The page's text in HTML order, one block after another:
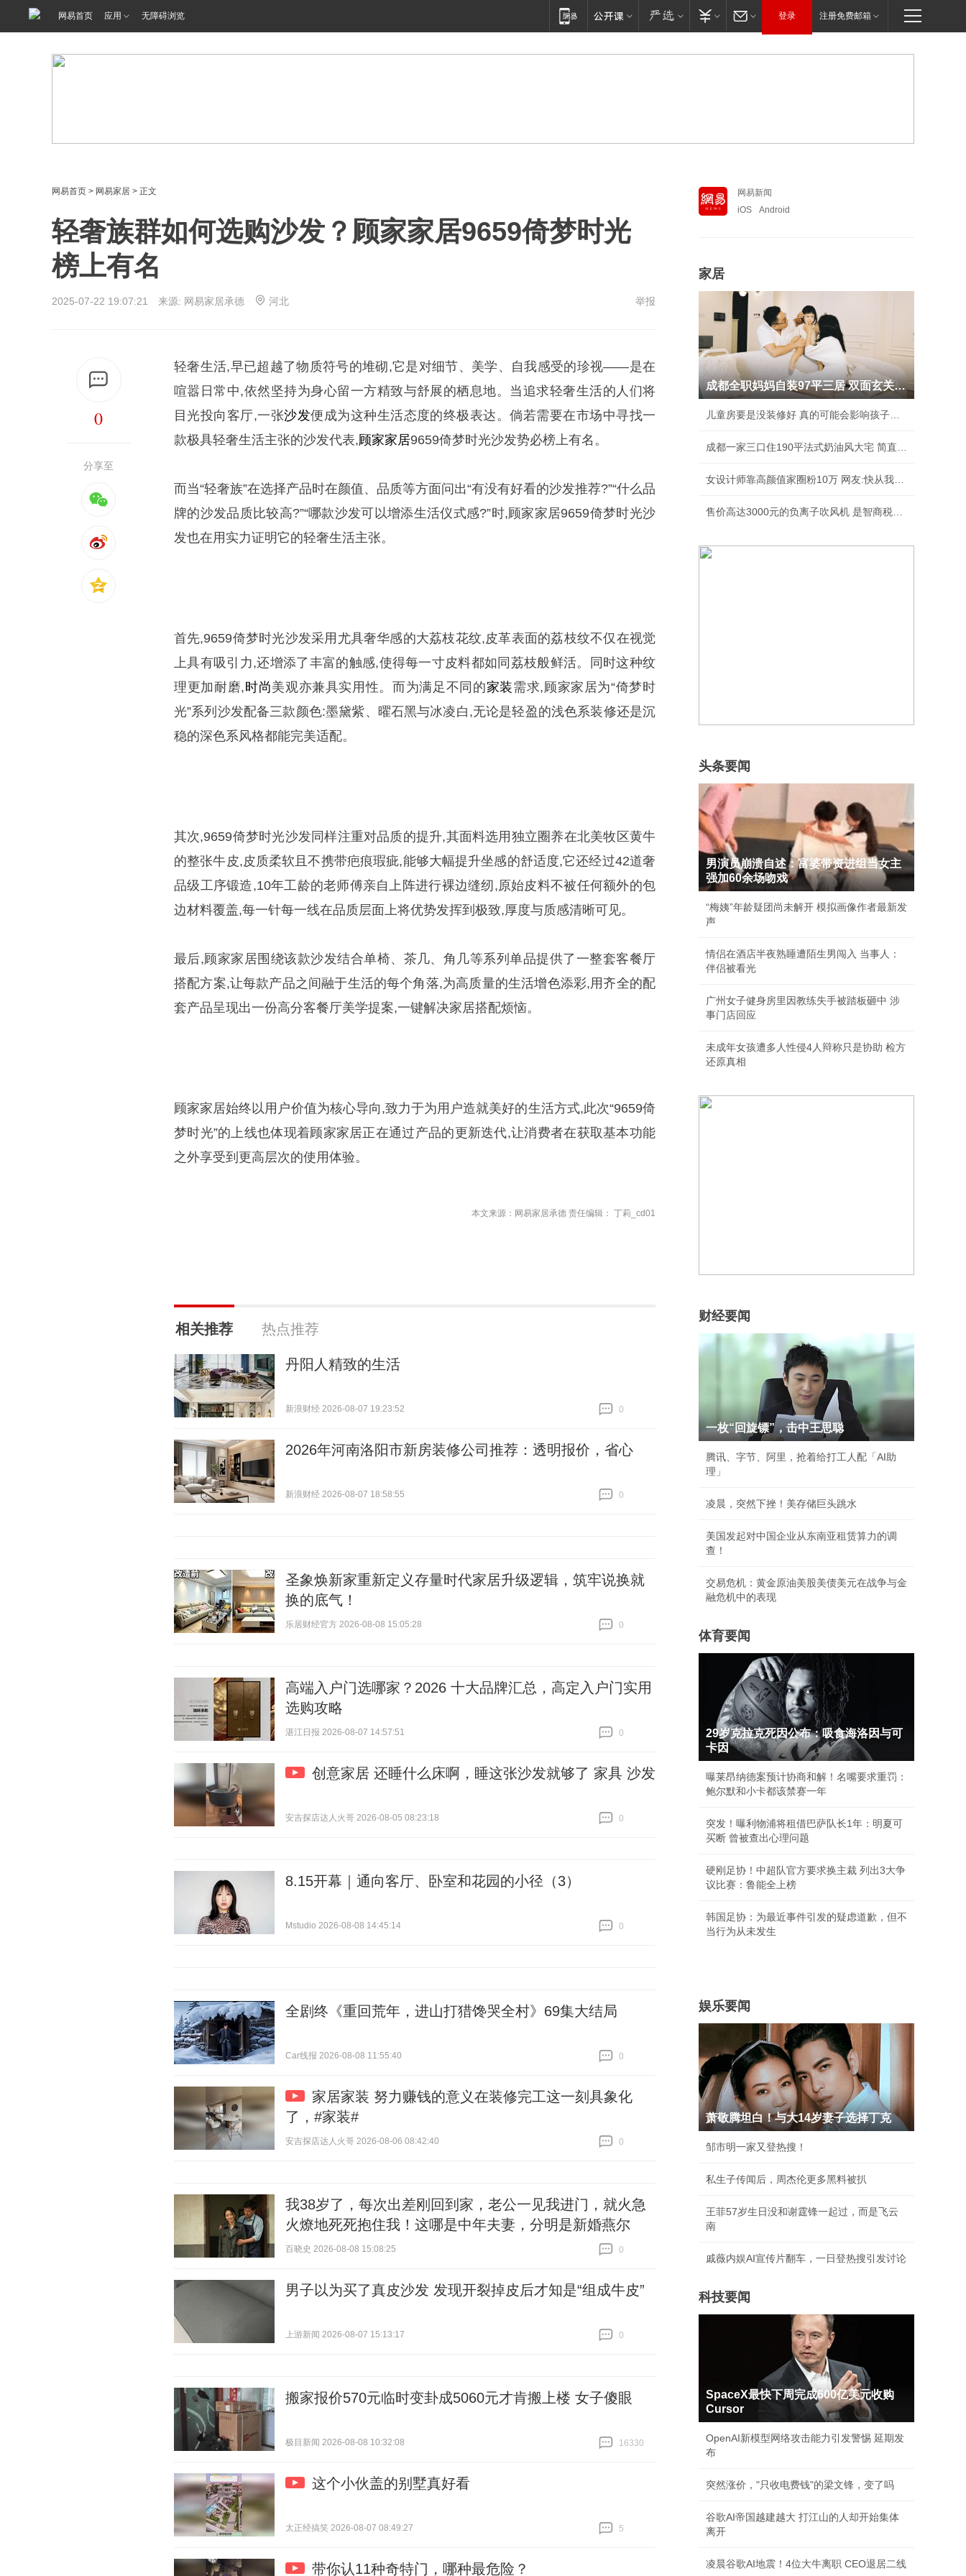
网易首页 应用 无障碍浏览 登录 注册免费邮箱
网易首页 > 网易家居 > 正文
轻奢族群如何选购沙发？顾家家居9659倚梦时光
榜上有名
2025-07-22 19:07:21 来源: 网易家居承德 河北 举报
0
分享至
轻奢生活,早已超越了物质符号的堆砌,它是对细节、美学、自我感受的珍视——是在
喧嚣日常中,依然坚持为身心留一方精致与舒展的栖息地。当追求轻奢生活的人们将
目光投向客厅,一张沙发便成为这种生活态度的终极表达。倘若需要在市场中寻找一
款极具轻奢生活主张的沙发代表,顾家家居9659倚梦时光沙发势必榜上有名。
而当“轻奢族”在选择产品时在颜值、品质等方面问出“有没有好看的沙发推荐?”“什么品
牌的沙发品质比较高?”“哪款沙发可以增添生活仪式感?”时,顾家家居9659倚梦时光沙
发也在用实力证明它的轻奢生活主张。
首先,9659倚梦时光沙发采用尤具奢华感的大荔枝花纹,皮革表面的荔枝纹不仅在视觉
上具有吸引力,还增添了丰富的触感,使得每一寸皮料都如同荔枝般鲜活。同时这种纹
理更加耐磨,时尚美观亦兼具实用性。而为满足不同的家装需求,顾家家居为“倚梦时
光”系列沙发配备三款颜色:墨黛紫、曜石黑与冰凌白,无论是轻盈的浅色系装修还是沉
稳的深色系风格都能完美适配。
其次,9659倚梦时光沙发同样注重对品质的提升,其面料选用独立圈养在北美牧区黄牛
的整张牛皮,皮质柔软且不携带疤痕瑕疵,能够大幅提升坐感的舒适度,它还经过42道奢
品级工序锻造,10年工龄的老师傅亲自上阵进行裸边缝纫,原始皮料不被任何额外的包
边材料覆盖,每一针每一线在品质层面上将优势发挥到极致,厚度与质感清晰可见。
最后,顾家家居围绕该款沙发结合单椅、茶几、角几等系列单品提供了一整套客餐厅
搭配方案,让每款产品之间融于生活的每个角落,为高质量的生活增色添彩,用齐全的配
套产品呈现出一份高分客餐厅美学提案,一键解决家居搭配烦恼。
顾家家居始终以用户价值为核心导向,致力于为用户造就美好的生活方式,此次“9659倚
梦时光”的上线也体现着顾家家居正在通过产品的更新迭代,让消费者在获取基本功能
之外享受到更高层次的使用体验。
本文来源：网易家居承德 责任编辑： 丁莉_cd01
相关推荐 热点推荐
丹阳人精致的生活
新浪财经 2026-08-07 19:23:52
0
2026年河南洛阳市新房装修公司推荐：透明报价，省心
新浪财经 2026-08-07 18:58:55
0
圣象焕新家重新定义存量时代家居升级逻辑，筑牢说换就
换的底气！
乐居财经官方 2026-08-08 15:05:28
0
高端入户门选哪家？2026 十大品牌汇总，高定入户门实用
选购攻略
湛江日报 2026-08-07 14:57:51
0
创意家居 还睡什么床啊，睡这张沙发就够了 家具 沙发
安吉探店达人火哥 2026-08-05 08:23:18
0
8.15开幕｜通向客厅、卧室和花园的小径（3）
Mstudio 2026-08-08 14:45:14
0
全剧终《重回荒年，进山打猎馋哭全村》69集大结局
Car线报 2026-08-08 11:55:40
0
家居家装 努力赚钱的意义在装修完工这一刻具象化
了，#家装#
安吉探店达人火哥 2026-08-06 08:42:40
0
我38岁了，每次出差刚回到家，老公一见我进门，就火急
火燎地死死抱住我！这哪是中年夫妻，分明是新婚燕尔
百晓史 2026-08-08 15:08:25
0
男子以为买了真皮沙发 发现开裂掉皮后才知是“组成牛皮”
上游新闻 2026-08-07 15:13:17
0
搬家报价570元临时变卦成5060元才肯搬上楼 女子傻眼
极目新闻 2026-08-08 10:32:08
16330
这个小伙盖的别墅真好看
太正经搞笑 2026-08-07 08:49:27
5
带你认11种奇特门，哪种最危险？
网易新闻
iOS
Android
家居
成都全职妈妈自装97平三居 双面玄关人见人夸
头条要闻
男演员崩溃自述：富婆带资进组当女主
强加60余场吻戏
“梅姨”年龄疑团尚未解开 模拟画像作者最新发
声
情侣在酒店半夜熟睡遭陌生男闯入 当事人：
伴侣被看光
广州女子健身房里因教练失手被踏板砸中 涉
事门店回应
未成年女孩遭多人性侵4人辩称只是协助 检方
还原真相
财经要闻
一枚“回旋镖”，击中王思聪
腾讯、字节、阿里，抢着给打工人配「AI助
理」
凌晨，突然下挫！美存储巨头跳水
美国发起对中国企业从东南亚租赁算力的调
查！
交易危机：黄金原油美股美债美元在战争与金
融危机中的表现
体育要闻
29岁克拉克死因公布：吸食海洛因与可
卡因
曝莱昂纳德案预计协商和解！名嘴要求重罚：
鲍尔默和小卡都该禁赛一年
突发！曝利物浦将租借巴萨队长1年：明夏可
买断 曾被查出心理问题
硬刚足协！中超队官方要求换主裁 列出3大争
议比赛：鲁能全上榜
韩国足协：为最近事件引发的疑虑道歉，但不
当行为从未发生
娱乐要闻
萧敬腾坦白！与大14岁妻子选择丁克
邹市明一家又登热搜！
私生子传闻后，周杰伦更多黑料被扒
王菲57岁生日没和谢霆锋一起过，而是飞云
南
戚薇内娱AI宣传片翻车，一日登热搜引发讨论
科技要闻
SpaceX最快下周完成600亿美元收购
Cursor
OpenAI新模型网络攻击能力引发警惕 延期发
布
突然涨价，"只收电费钱"的梁文锋，变了吗
谷歌AI帝国越建越大 打江山的人却开始集体
离开
凌晨谷歌AI地震！4位大牛离职 CEO退居二线